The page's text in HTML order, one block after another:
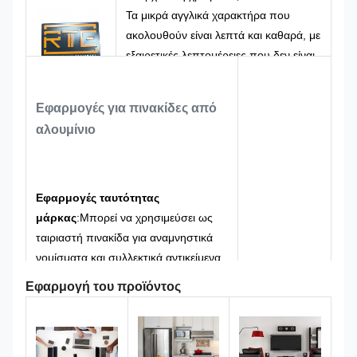
Τα μικρά αγγλικά χαρακτήρα που
ακολουθούν είναι λεπτά και καθαρά, με
εξαιρετικές λεπτομέρειες που δεν είναι
Η κοίλη και κώλη τρισδιάστατη επαφή,
βελτιώνοντας σημαντικά την ποιότητα
του προϊόντος.
Εφαρμογές για πινακίδες από
αλουμίνιο
Εφαρμογές ταυτότητας
μάρκας:Μπορεί να χρησιμεύσει ως
ταιριαστή πινακίδα για αναμνηστικά
νομίσματα και συλλεκτικά αντικείμενα
εμπορεύματα εμπορικής επωνυμίας
και πολιτιστικά και δημιουργικά
προϊόντα.
Εφαρμογή του προϊόντος